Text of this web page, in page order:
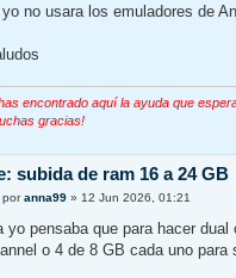
no usara los emuladores de
encontrado aquí la ayuda que
gracias!
subida de ram 16 a 24 GB
Mporanna99» 12 Jun 2026, 01:21
yo pensaba que para hacer
o 4 de 8 GB cada uno